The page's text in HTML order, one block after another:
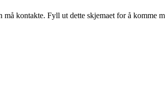
kontakte. Fyll ut dette skjemaet for å komme